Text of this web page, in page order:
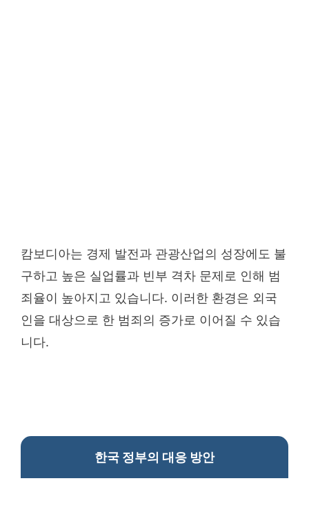
캄보디아는 경제 발전과 관광산업의 성장에도 불
구하고 높은 실업률과 빈부 격차 문제로 인해 범
죄율이 높아지고 있습니다. 이러한 환경은 외국
인을 대상으로 한 범죄의 증가로 이어질 수 있습
니다.
한국 정부의 대응 방안